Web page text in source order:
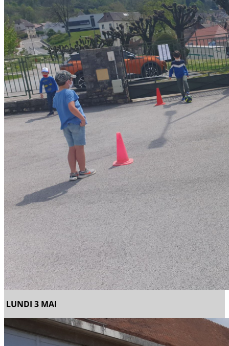
LUNDI 3 MAI